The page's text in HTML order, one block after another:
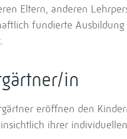
Eltern, anderen
fundierte
in
eröffnen den
ihrer